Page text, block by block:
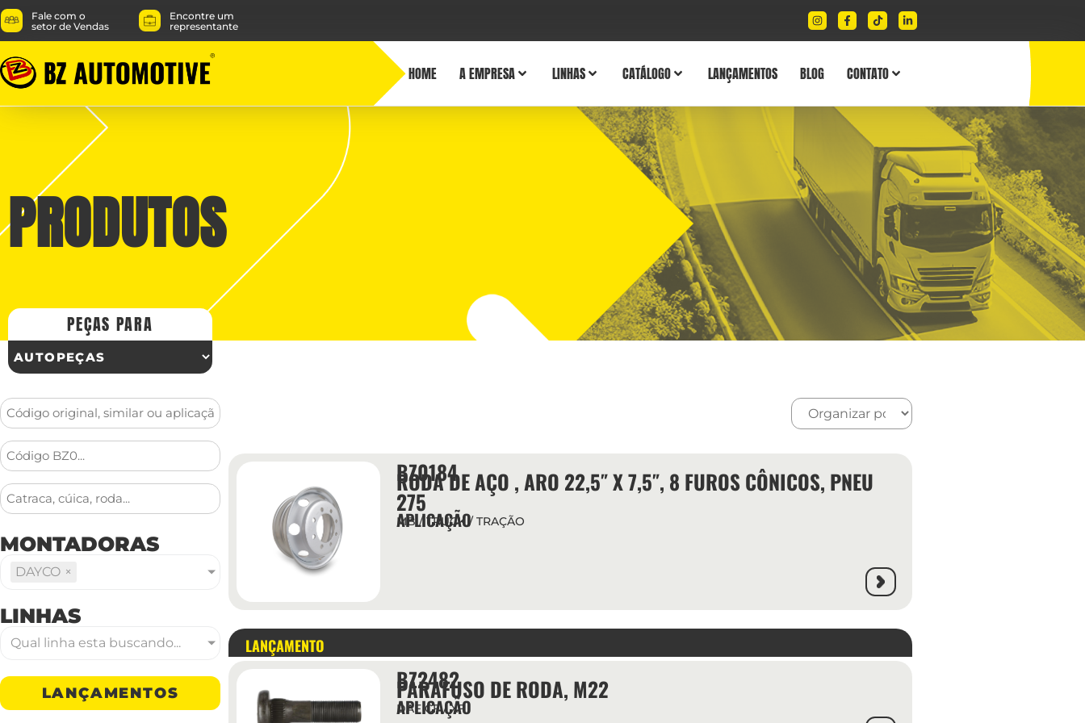
Fale com o
setor de Vendas
Encontre um
representante
HOME A EMPRESA LINHAS CATÁLOGO LANÇAMENTOS BLOG CONTATO
PRODUTOS
PEÇAS PARA
MONTADORAS
DAYCO ×
LINHAS
Qual linha esta buscando...
LANÇAMENTOS
BZ0184
RODA DE AÇO , ARO 22,5″ X 7,5″, 8 FUROS CÔNICOS, PNEU
275
APLICAÇÃO
MB / TRUCK / TRAÇÃO
LANÇAMENTO LANÇAMENTO
BZ2482
PARAFUSO DE RODA, M22
APLICAÇÃO
DAF CF / XF